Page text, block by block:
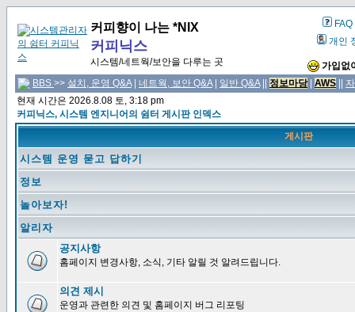
커피향이 나는 *NIX
커피닉스
시스템/네트웍/보안을 다루는 곳
FAQ
개인
가입없
BBS >> 설치, 운영 Q&A| 네트웍, 보안 Q&A| 일반 Q&A|| 정보마당| AWS
현재 시간은 2026.8.08 토, 3:18 pm
커피닉스, 시스템 엔지니어의 쉼터 게시판 인덱스
게시판
시스템 운영 묻고 답하기
정보
놀아보자!
알리자
공지사항
홈페이지 변경사항, 소식, 기타 알릴 것 알려드립니다.
의견 제시
운영과 관련한 의견 및 홈페이지 버그 리포팅